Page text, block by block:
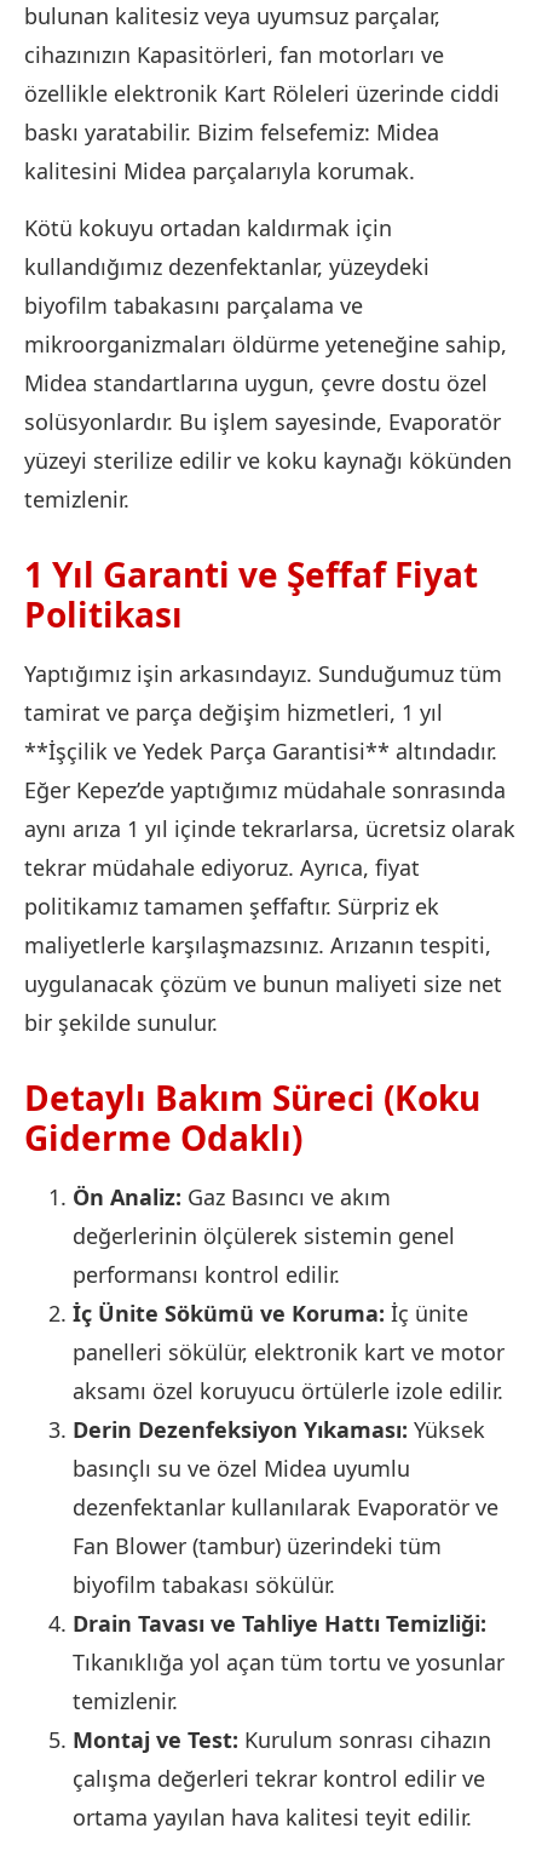
bulunan kalitesiz veya uyumsuz parçalar,
cihazınızın Kapasitörleri, fan motorları ve
özellikle elektronik Kart Röleleri üzerinde ciddi
baskı yaratabilir. Bizim felsefemiz: Midea
kalitesini Midea parçalarıyla korumak.
Kötü kokuyu ortadan kaldırmak için
kullandığımız dezenfektanlar, yüzeydeki
biyofilm tabakasını parçalama ve
mikroorganizmaları öldürme yeteneğine sahip,
Midea standartlarına uygun, çevre dostu özel
solüsyonlardır. Bu işlem sayesinde, Evaporatör
yüzeyi sterilize edilir ve koku kaynağı kökünden
temizlenir.
1 Yıl Garanti ve Şeffaf Fiyat
Politikası
Yaptığımız işin arkasındayız. Sunduğumuz tüm
tamirat ve parça değişim hizmetleri, 1 yıl
**İşçilik ve Yedek Parça Garantisi** altındadır.
Eğer Kepez’de yaptığımız müdahale sonrasında
aynı arıza 1 yıl içinde tekrarlarsa, ücretsiz olarak
tekrar müdahale ediyoruz. Ayrıca, fiyat
politikamız tamamen şeffaftır. Sürpriz ek
maliyetlerle karşılaşmazsınız. Arızanın tespiti,
uygulanacak çözüm ve bunun maliyeti size net
bir şekilde sunulur.
Detaylı Bakım Süreci (Koku
Giderme Odaklı)
Ön Analiz: Gaz Basıncı ve akım
değerlerinin ölçülerek sistemin genel
performansı kontrol edilir.
İç Ünite Sökümü ve Koruma: İç ünite
panelleri sökülür, elektronik kart ve motor
aksamı özel koruyucu örtülerle izole edilir.
Derin Dezenfeksiyon Yıkaması: Yüksek
basınçlı su ve özel Midea uyumlu
dezenfektanlar kullanılarak Evaporatör ve
Fan Blower (tambur) üzerindeki tüm
biyofilm tabakası sökülür.
Drain Tavası ve Tahliye Hattı Temizliği:
Tıkanıklığa yol açan tüm tortu ve yosunlar
temizlenir.
Montaj ve Test: Kurulum sonrası cihazın
çalışma değerleri tekrar kontrol edilir ve
ortama yayılan hava kalitesi teyit edilir.